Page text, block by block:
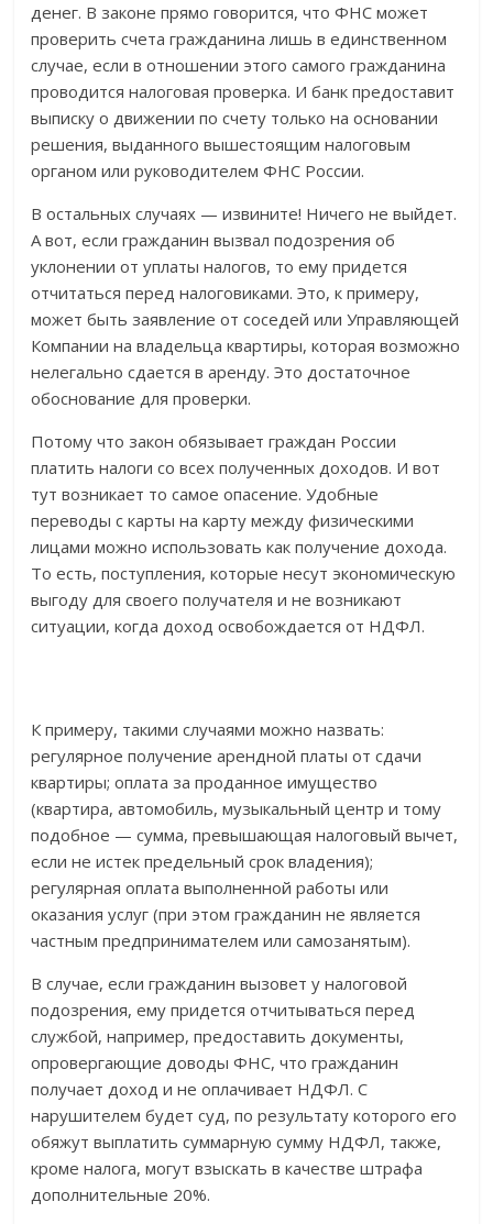
денег. В законе прямо говорится, что ФНС может
проверить счета гражданина лишь в единственном
случае, если в отношении этого самого гражданина
проводится налоговая проверка. И банк предоставит
выписку о движении по счету только на основании
решения, выданного вышестоящим налоговым
органом или руководителем ФНС России.
В остальных случаях — извините! Ничего не выйдет.
А вот, если гражданин вызвал подозрения об
уклонении от уплаты налогов, то ему придется
отчитаться перед налоговиками. Это, к примеру,
может быть заявление от соседей или Управляющей
Компании на владельца квартиры, которая возможно
нелегально сдается в аренду. Это достаточное
обоснование для проверки.
Потому что закон обязывает граждан России
платить налоги со всех полученных доходов. И вот
тут возникает то самое опасение. Удобные
переводы с карты на карту между физическими
лицами можно использовать как получение дохода.
То есть, поступления, которые несут экономическую
выгоду для своего получателя и не возникают
ситуации, когда доход освобождается от НДФЛ.
К примеру, такими случаями можно назвать:
регулярное получение арендной платы от сдачи
квартиры; оплата за проданное имущество
(квартира, автомобиль, музыкальный центр и тому
подобное — сумма, превышающая налоговый вычет,
если не истек предельный срок владения);
регулярная оплата выполненной работы или
оказания услуг (при этом гражданин не является
частным предпринимателем или самозанятым).
В случае, если гражданин вызовет у налоговой
подозрения, ему придется отчитываться перед
службой, например, предоставить документы,
опровергающие доводы ФНС, что гражданин
получает доход и не оплачивает НДФЛ. С
нарушителем будет суд, по результату которого его
обяжут выплатить суммарную сумму НДФЛ, также,
кроме налога, могут взыскать в качестве штрафа
дополнительные 20%.